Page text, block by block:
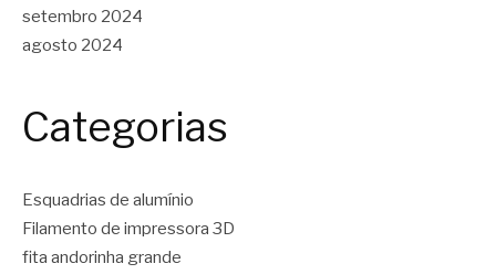
setembro 2024
agosto 2024
Categorias
Esquadrias de alumínio
Filamento de impressora 3D
fita andorinha grande